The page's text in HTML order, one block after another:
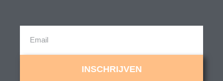
INSCHRIJVEN